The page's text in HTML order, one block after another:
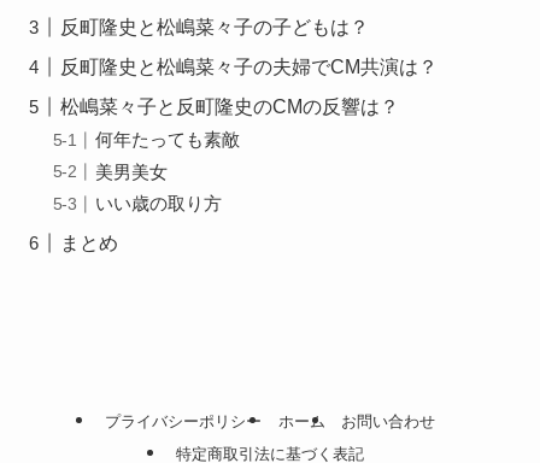
反町隆史と松嶋菜々子の子どもは？
反町隆史と松嶋菜々子の夫婦でCM共演は？
松嶋菜々子と反町隆史のCMの反響は？
何年たっても素敵
美男美女
いい歳の取り方
まとめ
プライバシーポリシー ホーム
お問い合わせ
特定商取引法に基づく表記